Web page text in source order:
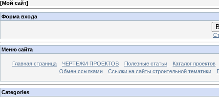
[Мой сайт]
Форма входа
Меню сайта
Главная страница ЧЕРТЕЖИ ПРОЕКТОВ Полезные статьи
Каталог проектов
Обмен ссылками
Ссылки на сайты строительной тематики
Categories